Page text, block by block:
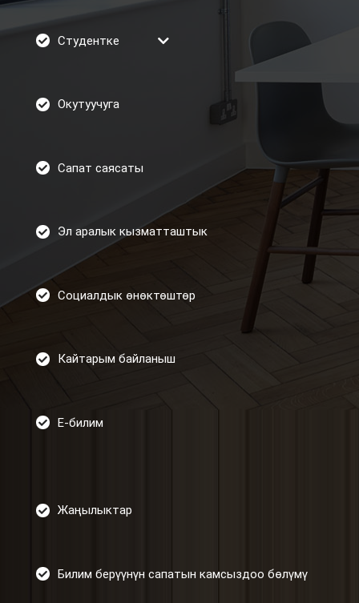
Студентке
Окутуучуга
Сапат саясаты
Эл аралык кызматташтык
Социалдык өнөктөштөр
Кайтарым байланыш
Е-билим
Жаңылыктар
Билим берүүнүн сапатын камсыздоо бөлүмү